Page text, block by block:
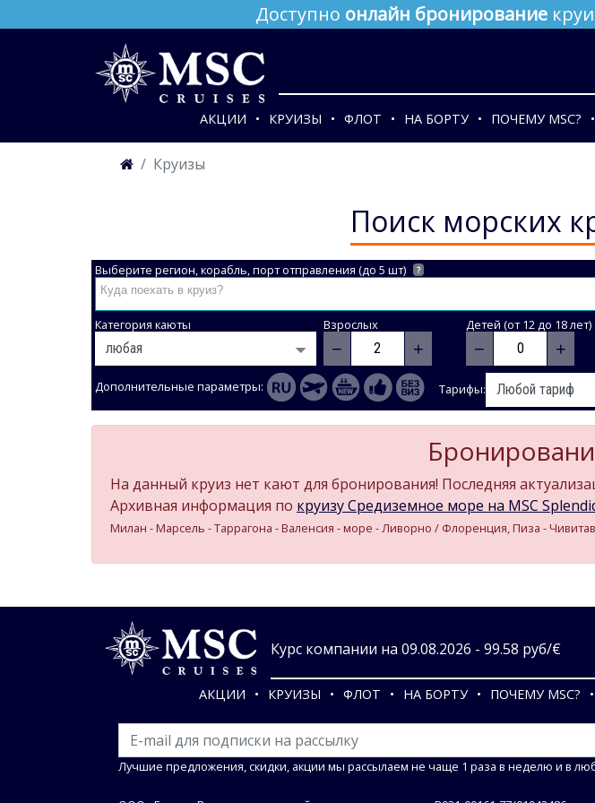
Доступно онлайн бронирование
АКЦИИ КРУИЗЫ ФЛОТ НА БОРТУ ПОЧЕМУ MSC?
Круизы
Поиск морских
Выберите регион, корабль, порт отправления (до 5 шт) ?
Категория каюты Взрослых
− +
Детей (от 12 до 18 лет)
− +
Дополнительные параметры: Тарифы:
На данный круиз нет кают для бронирования! Последняя
Архивная информация по круизу Средиземное море на MSC
Милан - Марсель - Таррагона - Валенсия - море - Ливорно / Флоренция, Пиза -
Курс компании на 09.08.2026 - 99.58 руб/€
АКЦИИ КРУИЗЫ ФЛОТ НА БОРТУ ПОЧЕМУ MSC?
Лучшие предложения, скидки, акции мы рассылаем не чаще 1 раза в неделю и в